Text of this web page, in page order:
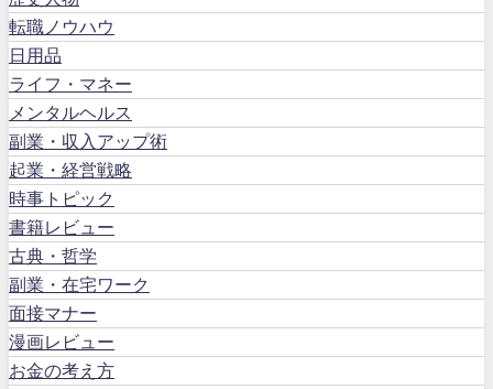
転職ノウハウ
日用品
ライフ・マネー
メンタルヘルス
副業・収入アップ術
起業・経営戦略
時事トピック
書籍レビュー
古典・哲学
副業・在宅ワーク
面接マナー
漫画レビュー
お金の考え方